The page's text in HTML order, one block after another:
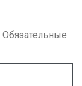
Обязательные